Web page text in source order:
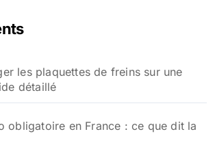
les plaquettes de freins sur une
détaillé
obligatoire en France : ce que dit la